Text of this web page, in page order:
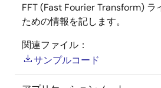
FFT (Fast Fourier Transform) ラ
ための情報を記します。
関連ファイル：
サンプルコード